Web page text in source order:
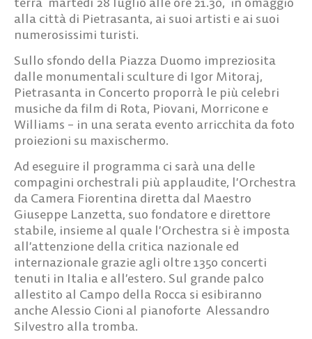
alla città di Pietrasanta, ai suoi artisti e ai suoi
numerosissimi turisti.
Sullo sfondo della Piazza Duomo impreziosita
dalle monumentali sculture di Igor Mitoraj,
Pietrasanta in Concerto proporrà le più celebri
musiche da film di Rota, Piovani, Morricone e
Williams – in una serata evento arricchita da foto
proiezioni su maxischermo.
Ad eseguire il programma ci sarà una delle
compagini orchestrali più applaudite, l’Orchestra
da Camera Fiorentina diretta dal Maestro
Giuseppe Lanzetta, suo fondatore e direttore
stabile, insieme al quale l’Orchestra si è imposta
all’attenzione della critica nazionale ed
internazionale grazie agli oltre 1350 concerti
tenuti in Italia e all’estero. Sul grande palco
allestito al Campo della Rocca si esibiranno
anche Alessio Cioni al pianoforte Alessandro
Silvestro alla tromba.